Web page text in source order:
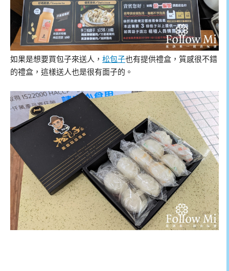
如果是想要買包子來送人， 松包子也有提供禮盒，質感很不錯
的禮盒，這樣送人也是很有面子的。